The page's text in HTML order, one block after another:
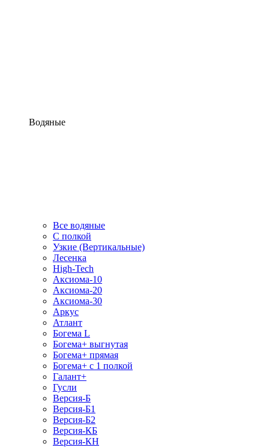
Водяные
Все водяные
С полкой
Узкие (Вертикальные)
Лесенка
High-Tech
Аксиома-10
Аксиома-20
Аксиома-30
Аркус
Атлант
Богема L
Богема+ выгнутая
Богема+ прямая
Богема+ с 1 полкой
Галант+
Гусли
Версия-Б
Версия-Б1
Версия-Б2
Версия-КБ
Версия-КН